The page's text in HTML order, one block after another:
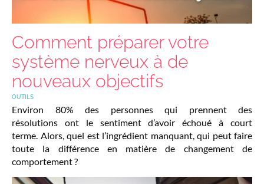
Comment préparer votre
système nerveux à de
nouveaux objectifs
OUTILS
Environ 80% des personnes qui prennent des
résolutions ont le sentiment d’avoir échoué à court
terme. Alors, quel est l’ingrédient manquant, qui peut faire
toute la différence en matière de changement de
comportement ?